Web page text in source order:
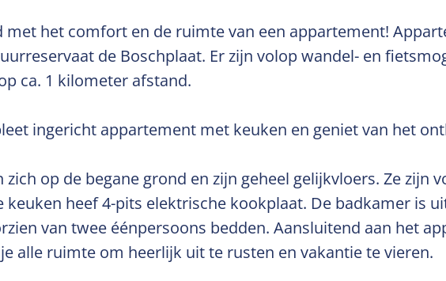
met het comfort en de ruimte van een appartement!
de Boschplaat. Er zijn volop wandel- en
ca. 1 kilometer afstand.
ingericht appartement met keuken en geniet van het
op de begane grond en zijn geheel gelijkvloers. Ze zijn
heef 4-pits elektrische kookplaat. De badkamer is
van twee éénpersoons bedden. Aansluitend aan het
alle ruimte om heerlijk uit te rusten en vakantie te vieren.